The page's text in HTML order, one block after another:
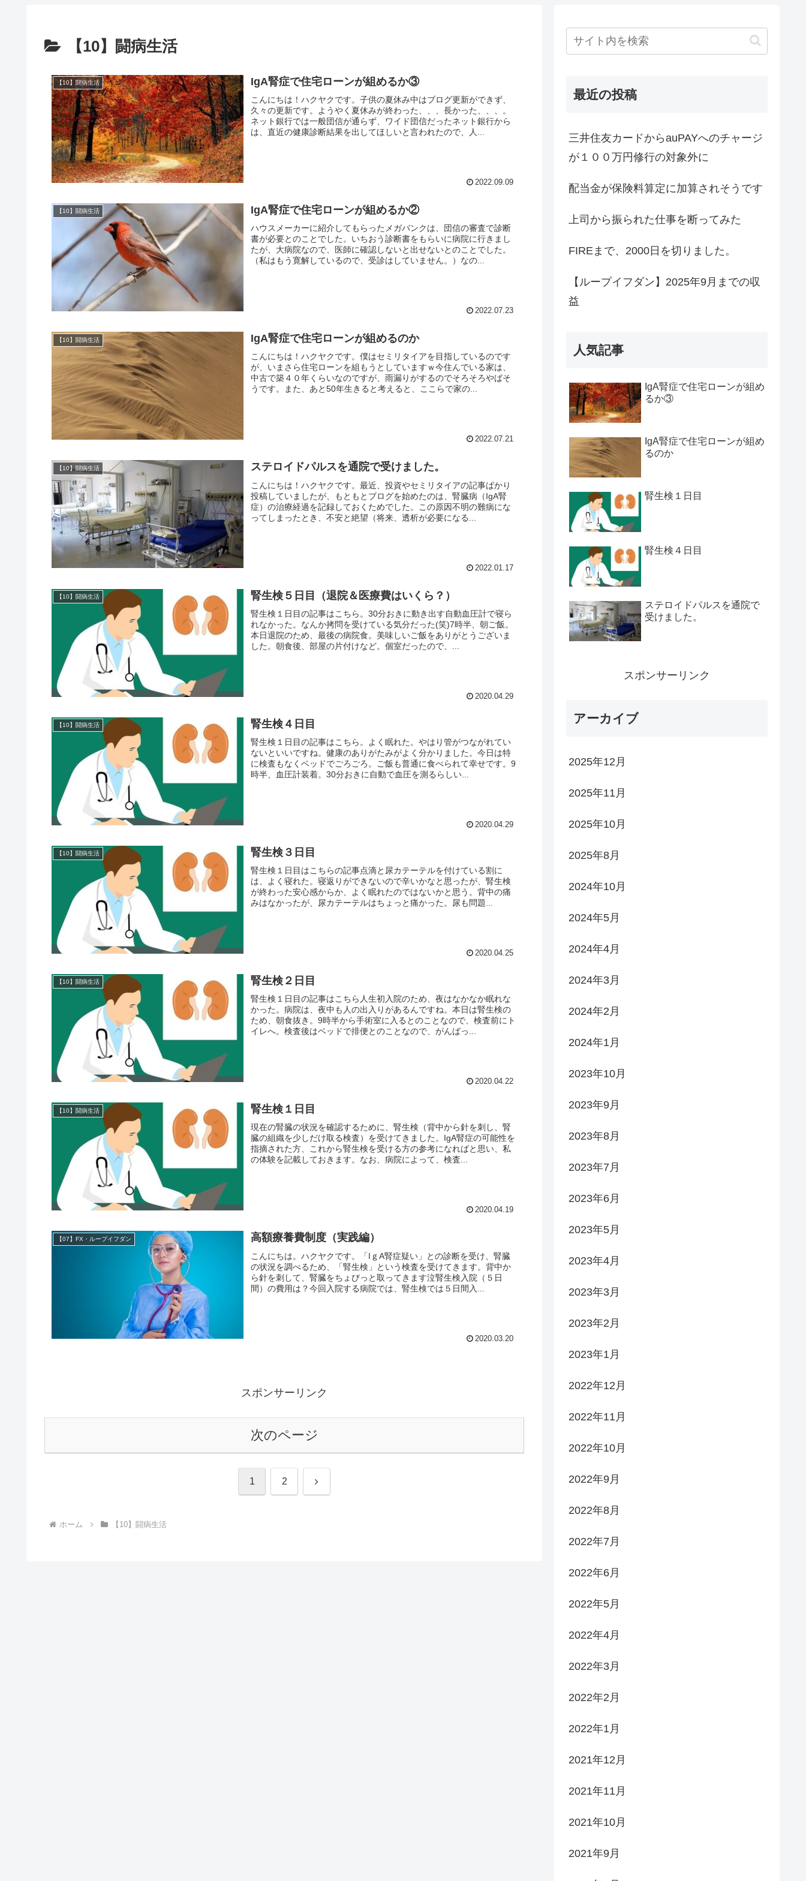
【10】闘病生活
【10】闘病生活 IgA腎症で住宅ローンが組めるか③
こんにちは！ハクヤクです。子供の夏休み中はブログ更新ができず、
久々の更新です。ようやく夏休みが終わった、、、長かった、、、。
ネット銀行では一般団信が通らず、ワイド団信だったネット銀行から
は、直近の健康診断結果を出してほしいと言われたので、人...
2022.09.09
【10】闘病生活 IgA腎症で住宅ローンが組めるか②
ハウスメーカーに紹介してもらったメガバンクは、団信の審査で診断
書が必要とのことでした。いちおう診断書をもらいに病院に行きまし
たが、大病院なので、医師に確認しないと出せないとのことでした。
（私はもう寛解しているので、受診はしていません。）なの...
2022.07.23
【10】闘病生活 IgA腎症で住宅ローンが組めるのか
こんにちは！ハクヤクです。僕はセミリタイアを目指しているのです
が、いまさら住宅ローンを組もうとしていますｗ今住んでいる家は、
中古で築４０年くらいなのですが、雨漏りがするのでそろそろやばそ
うです。また、あと50年生きると考えると、ここらで家の...
2022.07.21
【10】闘病生活 ステロイドパルスを通院で受けました。
こんにちは！ハクヤクです。最近、投資やセミリタイアの記事ばかり
投稿していましたが、もともとブログを始めたのは、腎臓病（IgA腎
症）の治療経過を記録しておくためでした。この原因不明の難病にな
ってしまったとき、不安と絶望（将来、透析が必要になる...
2022.01.17
【10】闘病生活 腎生検５日目（退院＆医療費はいくら？）
腎生検１日目の記事はこちら。30分おきに動き出す自動血圧計で寝ら
れなかった。なんか拷問を受けている気分だった(笑)7時半、朝ご飯。
本日退院のため、最後の病院食。美味しいご飯をありがとうございま
した。朝食後、部屋の片付けなど。個室だったので、...
2020.04.29
【10】闘病生活 腎生検４日目
腎生検１日目の記事はこちら。よく眠れた。やはり管がつながれてい
ないといいですね。健康のありがたみがよく分かりました。今日は特
に検査もなくベッドでごろごろ。ご飯も普通に食べられて幸せです。9
時半、血圧計装着。30分おきに自動で血圧を測るらしい...
2020.04.29
【10】闘病生活 腎生検３日目
腎生検１日目はこちらの記事点滴と尿カテーテルを付けている割に
は、よく寝れた。寝返りができないので辛いかなと思ったが、腎生検
が終わった安心感からか、よく眠れたのではないかと思う。背中の痛
みはなかったが、尿カテーテルはちょっと痛かった。尿も問題...
2020.04.25
【10】闘病生活 腎生検２日目
腎生検１日目の記事はこちら人生初入院のため、夜はなかなか眠れな
かった。病院は、夜中も人の出入りがあるんですね。本日は腎生検の
ため、朝食抜き。9時半から手術室に入るとのことなので、検査前にト
イレへ。検査後はベッドで排便とのことなので、がんばっ...
2020.04.22
【10】闘病生活 腎生検１日目
現在の腎臓の状況を確認するために、腎生検（背中から針を刺し、腎
臓の組織を少しだけ取る検査）を受けてきました。IgA腎症の可能性を
指摘された方、これから腎生検を受ける方の参考になればと思い、私
の体験を記載しておきます。なお、病院によって、検査...
2020.04.19
【07】FX・ループイフダン 高額療養費制度（実践編）
こんにちは。ハクヤクです。「IｇA腎症疑い」との診断を受け、腎臓
の状況を調べるため、「腎生検」という検査を受けてきます。背中か
ら針を刺して、腎臓をちょびっと取ってきます泣腎生検入院（５日
間）の費用は？今回入院する病院では、腎生検では５日間入...
2020.03.20
スポンサーリンク
次のページ
1 2 次
ホーム 【10】闘病生活
最近の投稿
三井住友カードからauPAYへのチャージ
が１００万円修行の対象外に
配当金が保険料算定に加算されそうです
上司から振られた仕事を断ってみた
FIREまで、2000日を切りました。
【ループイフダン】2025年9月までの収
益
人気記事
IgA腎症で住宅ローンが組め
るか③
IgA腎症で住宅ローンが組め
るのか
腎生検１日目
腎生検４日目
ステロイドパルスを通院で
受けました。
スポンサーリンク
アーカイブ
2025年12月
2025年11月
2025年10月
2025年8月
2024年10月
2024年5月
2024年4月
2024年3月
2024年2月
2024年1月
2023年10月
2023年9月
2023年8月
2023年7月
2023年6月
2023年5月
2023年4月
2023年3月
2023年2月
2023年1月
2022年12月
2022年11月
2022年10月
2022年9月
2022年8月
2022年7月
2022年6月
2022年5月
2022年4月
2022年3月
2022年2月
2022年1月
2021年12月
2021年11月
2021年10月
2021年9月